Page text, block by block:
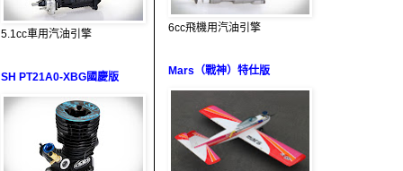
5.1cc車用汽油引擎
SH PT21A0-XBG國慶版
6cc飛機用汽油引擎
Mars（戰神）特仕版